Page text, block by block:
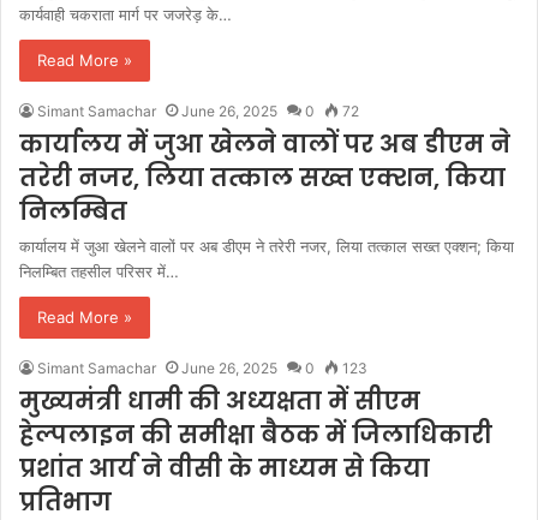
कार्यवाही चकराता मार्ग पर जजरेड़ के…
Read More »
Simant Samachar June 26, 2025 0 72
कार्यालय में जुआ खेलने वालों पर अब डीएम ने
तरेरी नजर, लिया तत्काल सख्त एक्शन, किया
निलम्बित
कार्यालय में जुआ खेलने वालों पर अब डीएम ने तरेरी नजर, लिया तत्काल सख्त एक्शन; किया
निलम्बित तहसील परिसर में…
Read More »
Simant Samachar June 26, 2025 0 123
मुख्यमंत्री धामी की अध्यक्षता में सीएम
हेल्पलाइन की समीक्षा बैठक में जिलाधिकारी
प्रशांत आर्य ने वीसी के माध्यम से किया
प्रतिभाग